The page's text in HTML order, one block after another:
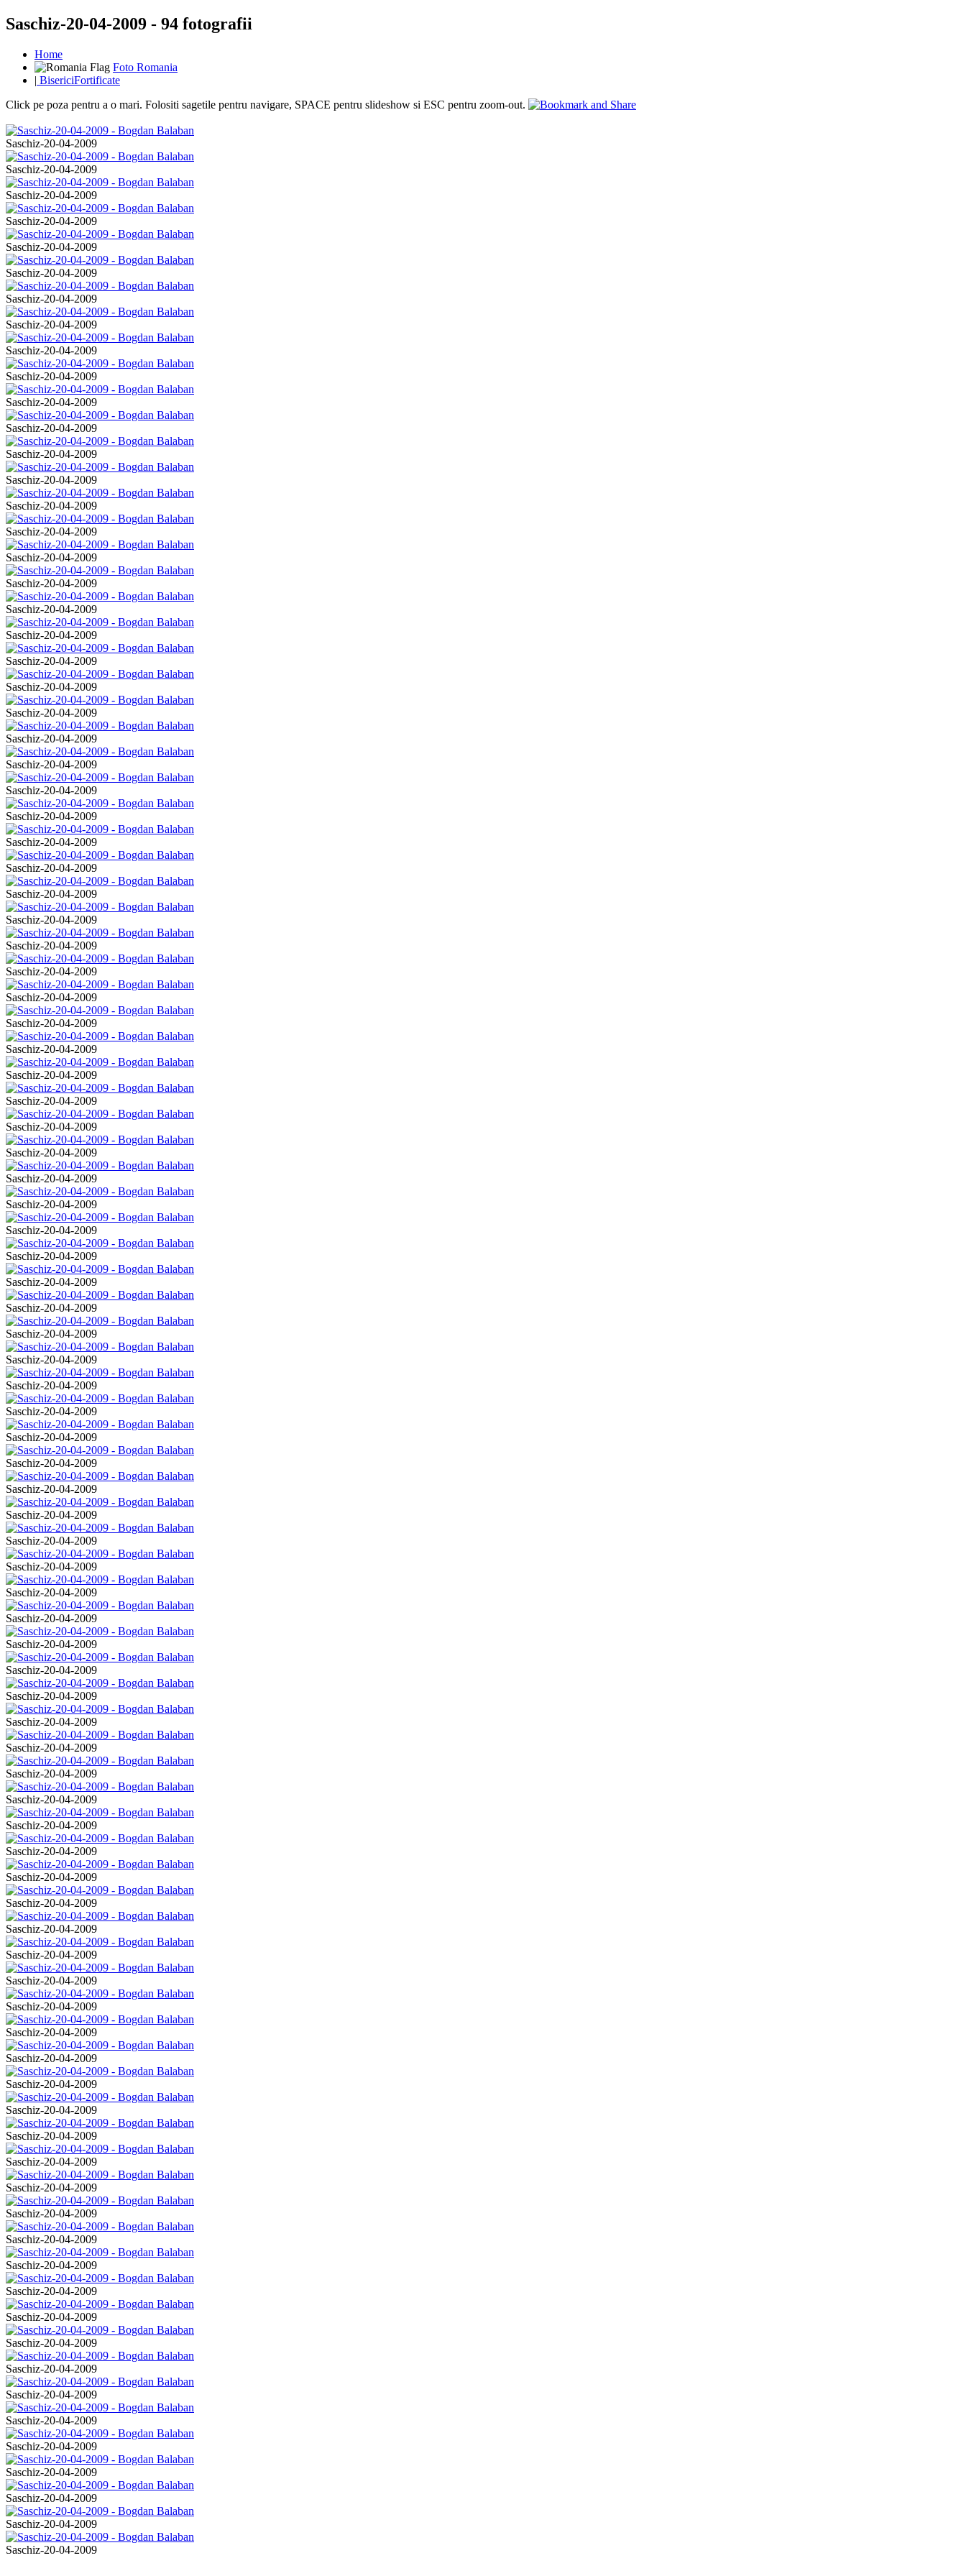
Saschiz-20-04-2009 - 94 fotografii
Home
Foto Romania
| BisericiFortificate
Click pe poza pentru a o mari. Folositi sagetile pentru navigare, SPACE pentru slideshow si ESC pentru zoom-out.
Saschiz-20-04-2009
Saschiz-20-04-2009
Saschiz-20-04-2009
Saschiz-20-04-2009
Saschiz-20-04-2009
Saschiz-20-04-2009
Saschiz-20-04-2009
Saschiz-20-04-2009
Saschiz-20-04-2009
Saschiz-20-04-2009
Saschiz-20-04-2009
Saschiz-20-04-2009
Saschiz-20-04-2009
Saschiz-20-04-2009
Saschiz-20-04-2009
Saschiz-20-04-2009
Saschiz-20-04-2009
Saschiz-20-04-2009
Saschiz-20-04-2009
Saschiz-20-04-2009
Saschiz-20-04-2009
Saschiz-20-04-2009
Saschiz-20-04-2009
Saschiz-20-04-2009
Saschiz-20-04-2009
Saschiz-20-04-2009
Saschiz-20-04-2009
Saschiz-20-04-2009
Saschiz-20-04-2009
Saschiz-20-04-2009
Saschiz-20-04-2009
Saschiz-20-04-2009
Saschiz-20-04-2009
Saschiz-20-04-2009
Saschiz-20-04-2009
Saschiz-20-04-2009
Saschiz-20-04-2009
Saschiz-20-04-2009
Saschiz-20-04-2009
Saschiz-20-04-2009
Saschiz-20-04-2009
Saschiz-20-04-2009
Saschiz-20-04-2009
Saschiz-20-04-2009
Saschiz-20-04-2009
Saschiz-20-04-2009
Saschiz-20-04-2009
Saschiz-20-04-2009
Saschiz-20-04-2009
Saschiz-20-04-2009
Saschiz-20-04-2009
Saschiz-20-04-2009
Saschiz-20-04-2009
Saschiz-20-04-2009
Saschiz-20-04-2009
Saschiz-20-04-2009
Saschiz-20-04-2009
Saschiz-20-04-2009
Saschiz-20-04-2009
Saschiz-20-04-2009
Saschiz-20-04-2009
Saschiz-20-04-2009
Saschiz-20-04-2009
Saschiz-20-04-2009
Saschiz-20-04-2009
Saschiz-20-04-2009
Saschiz-20-04-2009
Saschiz-20-04-2009
Saschiz-20-04-2009
Saschiz-20-04-2009
Saschiz-20-04-2009
Saschiz-20-04-2009
Saschiz-20-04-2009
Saschiz-20-04-2009
Saschiz-20-04-2009
Saschiz-20-04-2009
Saschiz-20-04-2009
Saschiz-20-04-2009
Saschiz-20-04-2009
Saschiz-20-04-2009
Saschiz-20-04-2009
Saschiz-20-04-2009
Saschiz-20-04-2009
Saschiz-20-04-2009
Saschiz-20-04-2009
Saschiz-20-04-2009
Saschiz-20-04-2009
Saschiz-20-04-2009
Saschiz-20-04-2009
Saschiz-20-04-2009
Saschiz-20-04-2009
Saschiz-20-04-2009
Saschiz-20-04-2009
Saschiz-20-04-2009